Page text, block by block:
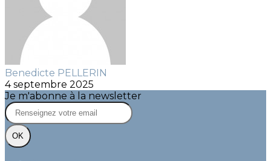
Benedicte PELLERIN
4 septembre 2025
Je m'abonne à la newsletter
OK